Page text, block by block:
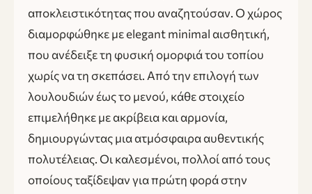
αποκλειστικότητας που αναζητούσαν. Ο χώρος
διαμορφώθηκε με elegant minimal αισθητική,
που ανέδειξε τη φυσική ομορφιά του τοπίου
χωρίς να τη σκεπάσει. Από την επιλογή των
λουλουδιών έως το μενού, κάθε στοιχείο
επιμελήθηκε με ακρίβεια και αρμονία,
δημιουργώντας μια ατμόσφαιρα αυθεντικής
πολυτέλειας. Οι καλεσμένοι, πολλοί από τους
οποίους ταξίδεψαν για πρώτη φορά στην